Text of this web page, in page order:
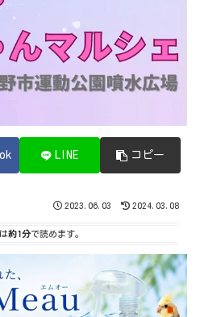
LINE コピー
2023.06.03 2024.03.08
約1分で読めます。